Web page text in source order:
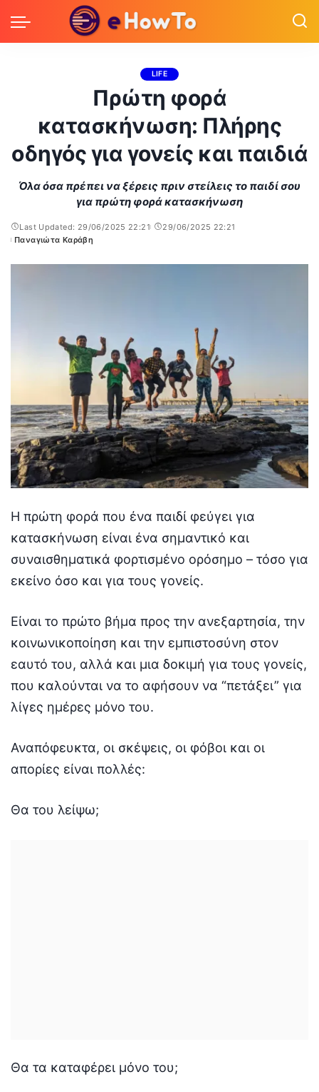
LIFE
Πρώτη φορά
κατασκήνωση: Πλήρης
οδηγός για γονείς και παιδιά
Όλα όσα πρέπει να ξέρεις πριν στείλεις το παιδί σου
για πρώτη φορά κατασκήνωση
Last Updated: 29/06/2025 22:21
29/06/2025 22:21
Posted
Παναγιώτα Καράβη
Η πρώτη φορά που ένα παιδί φεύγει για
κατασκήνωση είναι ένα σημαντικό και
συναισθηματικά φορτισμένο ορόσημο – τόσο για
εκείνο όσο και για τους γονείς.
Είναι το πρώτο βήμα προς την ανεξαρτησία, την
κοινωνικοποίηση και την εμπιστοσύνη στον
εαυτό του, αλλά και μια δοκιμή για τους γονείς,
που καλούνται να το αφήσουν να “πετάξει” για
λίγες ημέρες μόνο του.
Αναπόφευκτα, οι σκέψεις, οι φόβοι και οι
απορίες είναι πολλές:
Θα του λείψω;
Θα τα καταφέρει μόνο του;